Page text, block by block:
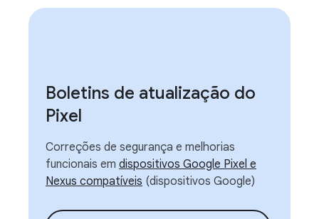
Boletins de atualização do
Pixel
Correções de segurança e melhorias
funcionais em dispositivos Google Pixel e
Nexus compatíveis (dispositivos Google)